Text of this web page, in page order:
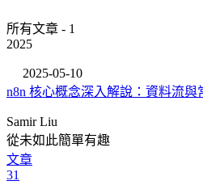
所有文章 - 1
2025
2025-05-10
n8n 核心概念深入解說：資料流與
Samir Liu
從未如此簡單有趣
文章
31